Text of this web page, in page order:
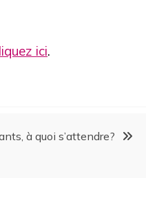
ici.
à quoi s’attendre?